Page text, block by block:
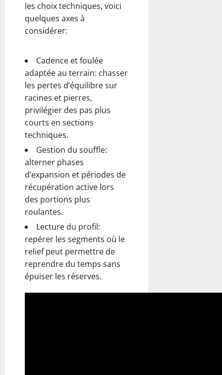
les choix techniques, voici
quelques axes à
considérer:
Cadence et foulée
adaptée au terrain: chasser
les pertes d’équilibre sur
racines et pierres,
privilégier des pas plus
courts en sections
techniques.
Gestion du souffle:
alterner phases
d’expansion et périodes de
récupération active lors
des portions plus
roulantes.
Lecture du profil:
repérer les segments où le
relief peut permettre de
reprendre du temps sans
épuiser les réserves.